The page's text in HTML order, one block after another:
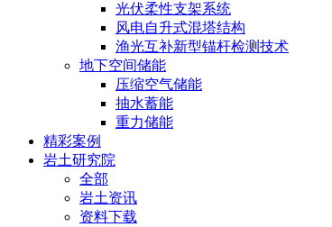
光伏柔性支架系统
风电自升式混塔结构
渔光互补新型锚杆检测技术
地下空间储能
压缩空气储能
抽水蓄能
重力储能
精彩案例
岩土研究院
全部
岩土资讯
资料下载